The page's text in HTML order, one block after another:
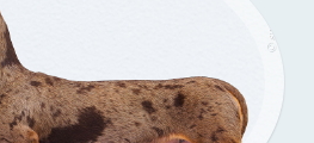
щенки уиппета
моей студии
щенок таксы
у меня (улица)